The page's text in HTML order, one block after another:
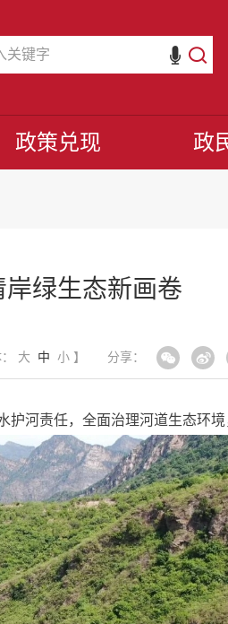
政策兑现 政
岸绿生态新画卷
大 中 小】 分享：
河责任，全面治理河道生态环境